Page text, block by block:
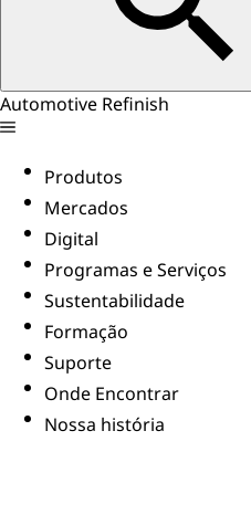
Automotive Refinish
Produtos
Mercados
Digital
Programas e Serviços
Sustentabilidade
Formação
Suporte
Onde Encontrar
Nossa história